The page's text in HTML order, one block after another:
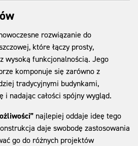
rozwiązanie do
które łączy prosty,
wysoką funkcjonalnością. Jego
komponuje się zarówno z
tradycyjnymi budynkami,
i nadając całości spójny wygląd.
najlepiej oddaje ideę tego
daje swobodę zastosowania
go do różnych projektów